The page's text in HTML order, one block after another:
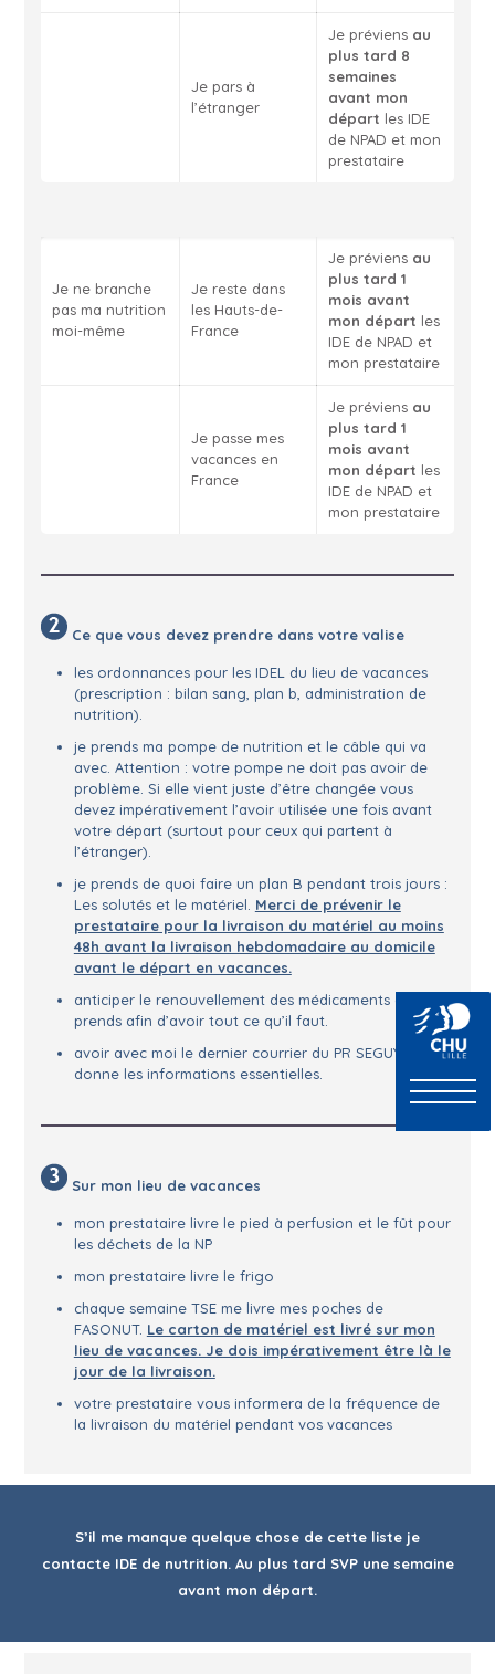
Je pars à
l’étranger
Je préviens au
plus tard 8
semaines
avant mon
départ les IDE
de NPAD et mon
prestataire
Je ne branche
pas ma nutrition
moi-même
Je reste dans
les Hauts-de-
France
Je préviens au
plus tard 1
mois avant
mon départ les
IDE de NPAD et
mon prestataire
Je passe mes
vacances en
France
Je préviens au
plus tard 1
mois avant
mon départ les
IDE de NPAD et
mon prestataire
Ce que vous devez prendre dans votre valise
les ordonnances pour les IDEL du lieu de vacances
(prescription : bilan sang, plan b, administration de
nutrition).
je prends ma pompe de nutrition et le câble qui va
avec. Attention : votre pompe ne doit pas avoir de
problème. Si elle vient juste d’être changée vous
devez impérativement l’avoir utilisée une fois avant
votre départ (surtout pour ceux qui partent à
l’étranger).
je prends de quoi faire un plan B pendant trois jours :
Les solutés et le matériel. Merci de prévenir le
prestataire pour la livraison du matériel au moins
48h avant la livraison hebdomadaire au domicile
avant le départ en vacances.
anticiper le renouvellement des médicaments que je
prends afin d’avoir tout ce qu’il faut.
avoir avec moi le dernier courrier du PR SEGUY qui
donne les informations essentielles.
Sur mon lieu de vacances
mon prestataire livre le pied à perfusion et le fût pour
les déchets de la NP
mon prestataire livre le frigo
chaque semaine TSE me livre mes poches de
FASONUT. Le carton de matériel est livré sur mon
lieu de vacances. Je dois impérativement être là le
jour de la livraison.
votre prestataire vous informera de la fréquence de
la livraison du matériel pendant vos vacances
S’il me manque quelque chose de cette liste je
contacte IDE de nutrition. Au plus tard SVP une semaine
avant mon départ.